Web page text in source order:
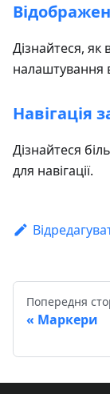
Дізнайтеся, як
налаштування
Навігація
Дізнайтеся
для навігації.
Попередня
Маркери